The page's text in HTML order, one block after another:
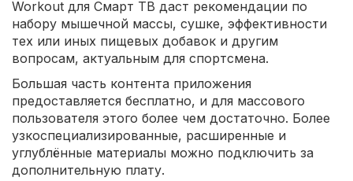
Workout для Смарт ТВ даст рекомендации по
набору мышечной массы, сушке, эффективности
тех или иных пищевых добавок и другим
вопросам, актуальным для спортсмена.
Большая часть контента приложения
предоставляется бесплатно, и для массового
пользователя этого более чем достаточно. Более
узкоспециализированные, расширенные и
углублённые материалы можно подключить за
дополнительную плату.